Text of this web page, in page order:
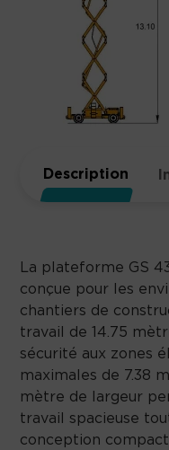
Description
La plateforme GS
conçue pour les
chantiers de
travail de 14.75
sécurité aux zones
maximales de 7.38
mètre de largeur
travail spacieuse
conception